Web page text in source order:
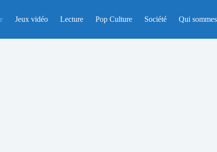
Jeux vidéo Lecture Pop Culture Société Qui